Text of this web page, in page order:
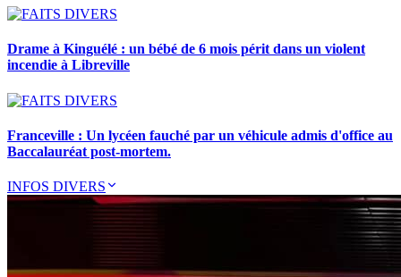
Drame à Kinguélé : un bébé de 6 mois périt dans un violent
incendie à Libreville
Franceville : Un lycéen fauché par un véhicule admis d'office au
Baccalauréat post-mortem.
INFOS DIVERS